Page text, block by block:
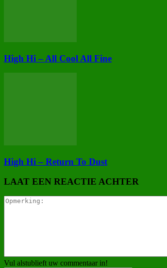
High Hi – All Cool All Fine
High Hi – Return To Dust
LAAT EEN REACTIE ACHTER
Vul alstublieft uw commentaar in!